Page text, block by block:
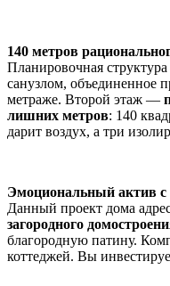
140 метров
Планировочная
санузлом, объединенное
метраже. Второй этаж —
лишних метров: 140
дарит воздух, а три
Эмоциональный актив
Данный проект дома
загородного
благородную патину.
коттеджей. Вы